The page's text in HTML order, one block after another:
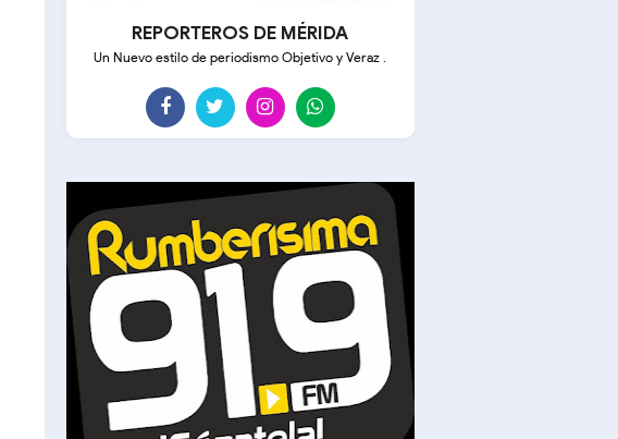
REPORTEROS DE MÉRIDA
Un Nuevo estilo de periodismo Objetivo y Veraz .